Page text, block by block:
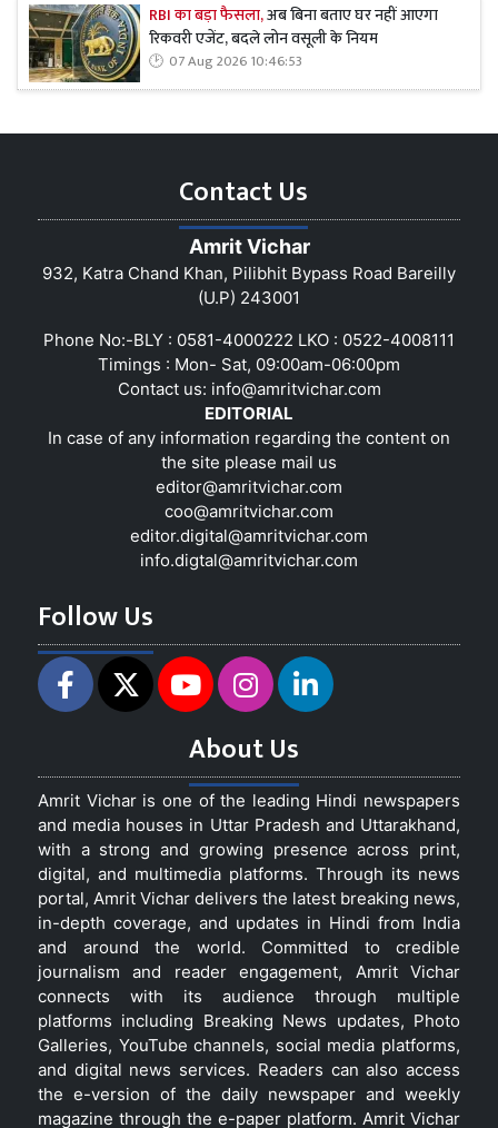
RBI का बड़ा फैसला,अब बिना बताए घर नहीं आएगा
रिकवरी एजेंट, बदले लोन वसूली के नियम
07 Aug 2026 10:46:53
Contact Us
Amrit Vichar
932, Katra Chand Khan, Pilibhit Bypass Road Bareilly
(U.P) 243001
Phone No:-BLY : 0581-4000222 LKO : 0522-4008111
Timings : Mon- Sat, 09:00am-06:00pm
Contact us: info@amritvichar.com
EDITORIAL
In case of any information regarding the content on
the site please mail us
editor@amritvichar.com
coo@amritvichar.com
editor.digital@amritvichar.com
info.digtal@amritvichar.com
Follow Us
About Us
Amrit Vichar is one of the leading Hindi newspapers
and media houses in Uttar Pradesh and Uttarakhand,
with a strong and growing presence across print,
digital, and multimedia platforms. Through its news
portal, Amrit Vichar delivers the latest breaking news,
in-depth coverage, and updates in Hindi from India
and around the world. Committed to credible
journalism and reader engagement, Amrit Vichar
connects with its audience through multiple
platforms including Breaking News updates, Photo
Galleries, YouTube channels, social media platforms,
and digital news services. Readers can also access
the e-version of the daily newspaper and weekly
magazine through the e-paper platform. Amrit Vichar